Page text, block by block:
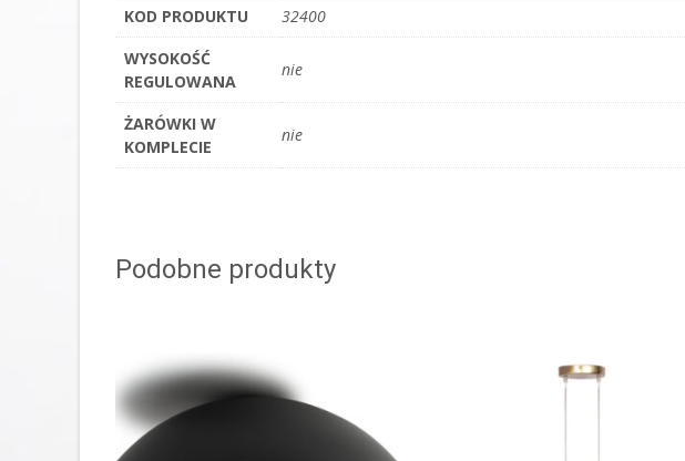
KOD PRODUKTU
32400
WYSOKOŚĆ
REGULOWANA
nie
ŻARÓWKI W
KOMPLECIE
nie
Podobne produkty